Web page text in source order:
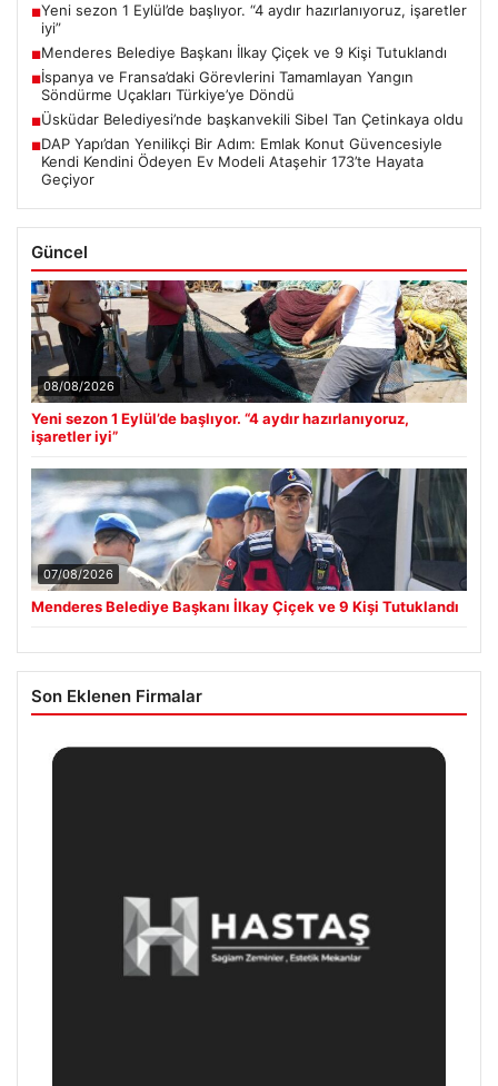
■Yeni sezon 1 Eylül’de başlıyor. “4 aydır hazırlanıyoruz, işaretler
iyi”
■Menderes Belediye Başkanı İlkay Çiçek ve 9 Kişi Tutuklandı
■İspanya ve Fransa’daki Görevlerini Tamamlayan Yangın
Söndürme Uçakları Türkiye’ye Döndü
■Üsküdar Belediyesi’nde başkanvekili Sibel Tan Çetinkaya oldu
■DAP Yapı’dan Yenilikçi Bir Adım: Emlak Konut Güvencesiyle
Kendi Kendini Ödeyen Ev Modeli Ataşehir 173’te Hayata
Geçiyor
Güncel
08/08/2026
Yeni sezon 1 Eylül’de başlıyor. “4 aydır hazırlanıyoruz,
işaretler iyi”
07/08/2026
Menderes Belediye Başkanı İlkay Çiçek ve 9 Kişi Tutuklandı
Son Eklenen Firmalar